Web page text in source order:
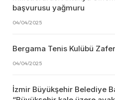
başvurusu yağmuru
04/04/2025
Bergama Tenis Kulübü
04/04/2025
İzmir Büyükşehir Belediye